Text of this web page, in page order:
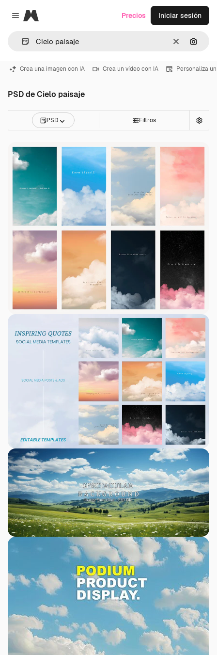
Close menu
Magnific
Borrar
Precios Iniciar sesión
Crea una imagen con IA Crea un vídeo con IA Personaliza
PSD de Cielo paisaje
PSD Filtros